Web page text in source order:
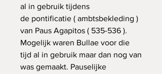
al in gebruik tijdens
de pontificatie ( ambtsbekleding )
van Paus Agapitos ( 535-536 ).
Mogelijk waren Bullae voor die
tijd al in gebruik maar dan nog van
was gemaakt. Pauselijke